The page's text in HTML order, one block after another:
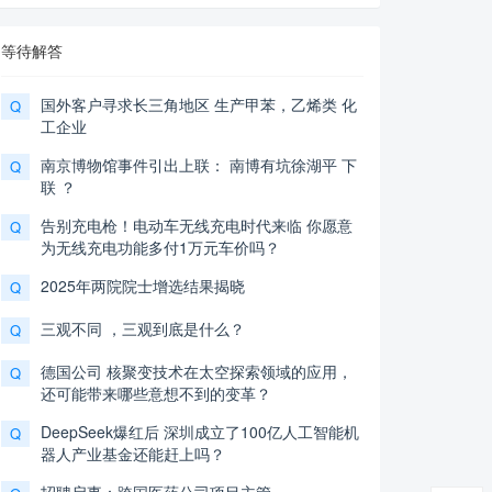
等待解答
Q
国外客户寻求长三角地区 生产甲苯，乙烯类 化
工企业
Q
南京博物馆事件引出上联： 南博有坑徐湖平 下
联 ？
Q
告别充电枪！电动车无线充电时代来临 你愿意
为无线充电功能多付1万元车价吗？
Q 2025年两院院士增选结果揭晓
Q 三观不同 ，三观到底是什么？
Q
德国公司 核聚变技术在太空探索领域的应用，
还可能带来哪些意想不到的变革？
Q
DeepSeek爆红后 深圳成立了100亿人工智能机
器人产业基金还能赶上吗？